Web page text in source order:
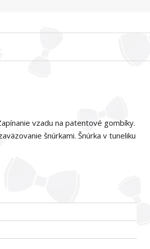
vzadu na patentové gombíky.
šnúrkami. Šnúrka v tuneliku